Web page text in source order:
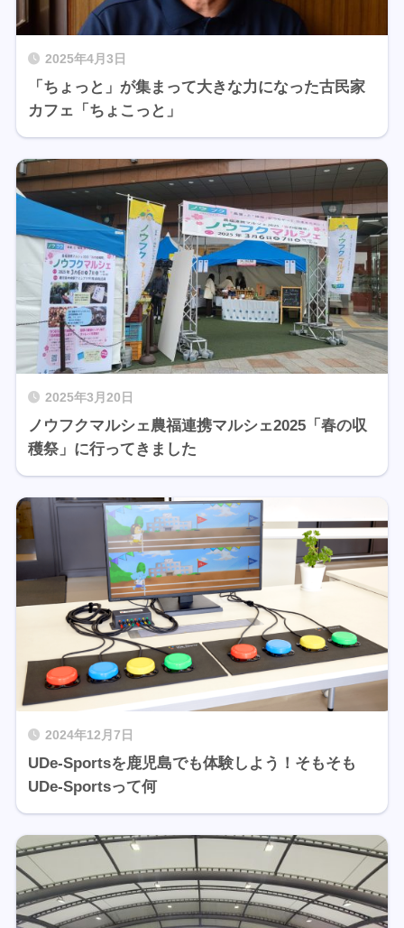
2025年4月3日
「ちょっと」が集まって大きな力になった古民家
カフェ「ちょこっと」
2025年3月20日
ノウフクマルシェ農福連携マルシェ2025「春の収
穫祭」に行ってきました
2024年12月7日
UDe-Sportsを鹿児島でも体験しよう！そもそも
UDe-Sportsって何